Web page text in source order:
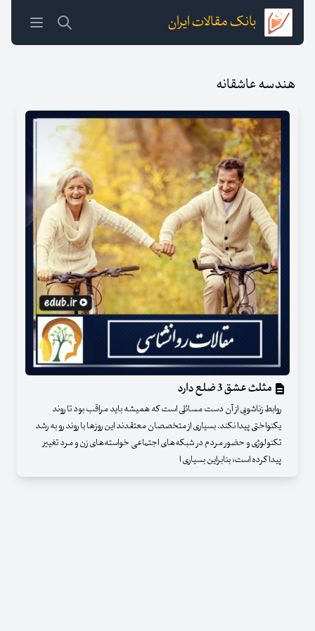
بانک مقالات ایران
هندسه عاشقانه
مثلث عشق 3 ضلع دارد
روابط زناشویی از آن دست مسائلی است که همیشه باید مراقب بود تا روند
یکنواختی پیدا نکند. بسیاری از متخصصان معتقدند این روزها با روند رو به رشد
تکنولوژی و حضور مردم در شبکه‌های اجتماعی خواسته‌های زن و مرد تغییر
پیدا کرده است؛ بنابراین بسیاری ا